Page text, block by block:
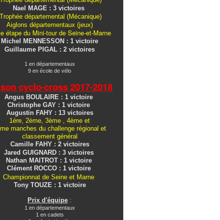
Nael MAGE : 3 victoires
Trophée départemental (Mécanique)
Aiglons départementaux (jeux)
étape du Mini-tour de Seine-et-Marne
Michel MENNESSON : 1 victoire
Guillaume PIGAL : 2 victoires
1 en départementaux
9 en école de vélo
cyclo-cross2017-2018
Angus BOULAIRE : 1 victoire
Christophe GAY : 1 victoire
Augustin FAHY : 13 victoires
1ére, 2ème, 3ème , 4ème et
manches du challenge régional et
classement général
Camille FAHY : 2 victoires
Jared GUIGNARD : 3 victoires
Nathan MAITROT : 1 victoire
Clément ROCCO : 1 victoire
Championnat de Seine et Marne
Tony TOUZE : 1 victoire
Prix d'équipe :
1 en départementaux
1 en cadets